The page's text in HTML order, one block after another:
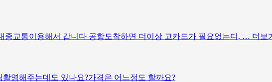
중교통이용해서 갑니다 공항도착하면 더이상 고카드가 필요없는디, … 더보
영해주는데도 있나요?가격은 어느정도 할까요?